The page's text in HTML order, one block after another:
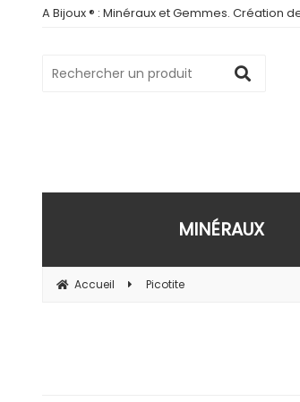
A Bijoux ® : Minéraux et Gemmes. Création
MINÉRAUX
Accueil Picotite